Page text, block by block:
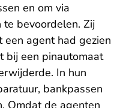
en om via
te bevoordelen. Zij
agent had gezien
bij een pinautomaat
In hun
bankpassen
Omdat de agenten